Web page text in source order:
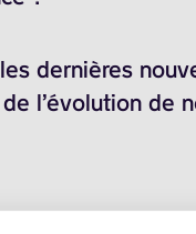
dernières
l’évolution de